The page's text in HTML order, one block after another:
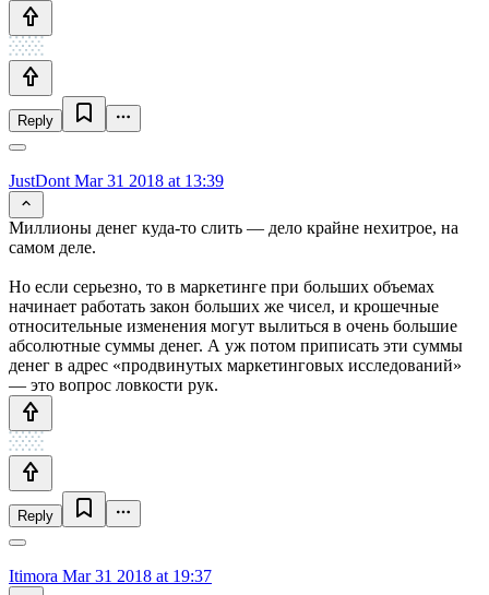
Reply
JustDont Mar 31 2018 at 13:39
Миллионы денег куда-то слить — дело крайне нехитрое, на
самом деле.
Но если серьезно, то в маркетинге при больших объемах
начинает работать закон больших же чисел, и крошечные
относительные изменения могут вылиться в очень большие
абсолютные суммы денег. А уж потом приписать эти суммы
денег в адрес «продвинутых маркетинговых исследований»
— это вопрос ловкости рук.
Reply
Itimora Mar 31 2018 at 19:37